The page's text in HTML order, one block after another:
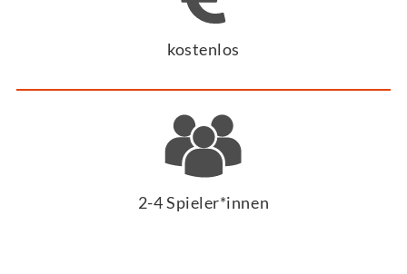
kostenlos
2-4 Spieler*innen